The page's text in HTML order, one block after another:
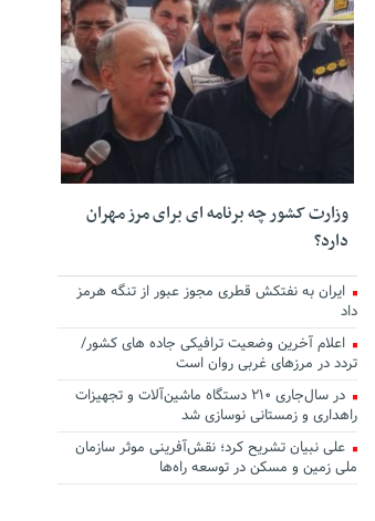
وزارت کشور چه برنامه ای برای مرز مهران
دارد؟
ایران به نفتکش قطری مجوز عبور از تنگه هرمز
داد
اعلام آخرین وضعیت ترافیکی جاده های کشور/
تردد در مرزهای غربی روان است
در سال‌جاری ۲۱۰ دستگاه ماشین‌آلات و تجهیزات
راهداری و زمستانی نوسازی شد
علی نبیان تشریح کرد؛ نقش‌آفرینی موثر سازمان
ملی زمین و مسکن در توسعه راه‌ها